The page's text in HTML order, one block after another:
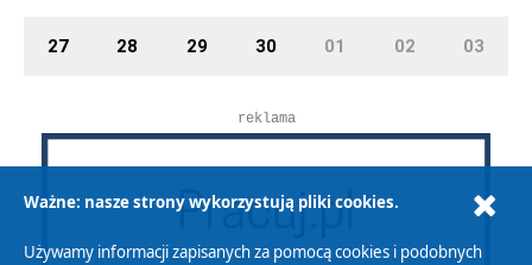
27 28 29 30 01 02 03
reklama
Ważne: nasze strony wykorzystują pliki cookies.
Używamy informacji zapisanych za pomocą cookies i podobnych